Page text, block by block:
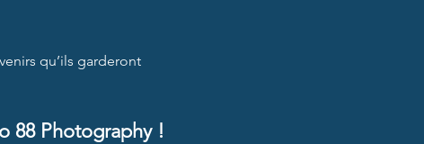
qu’ils garderont
88 Photography !